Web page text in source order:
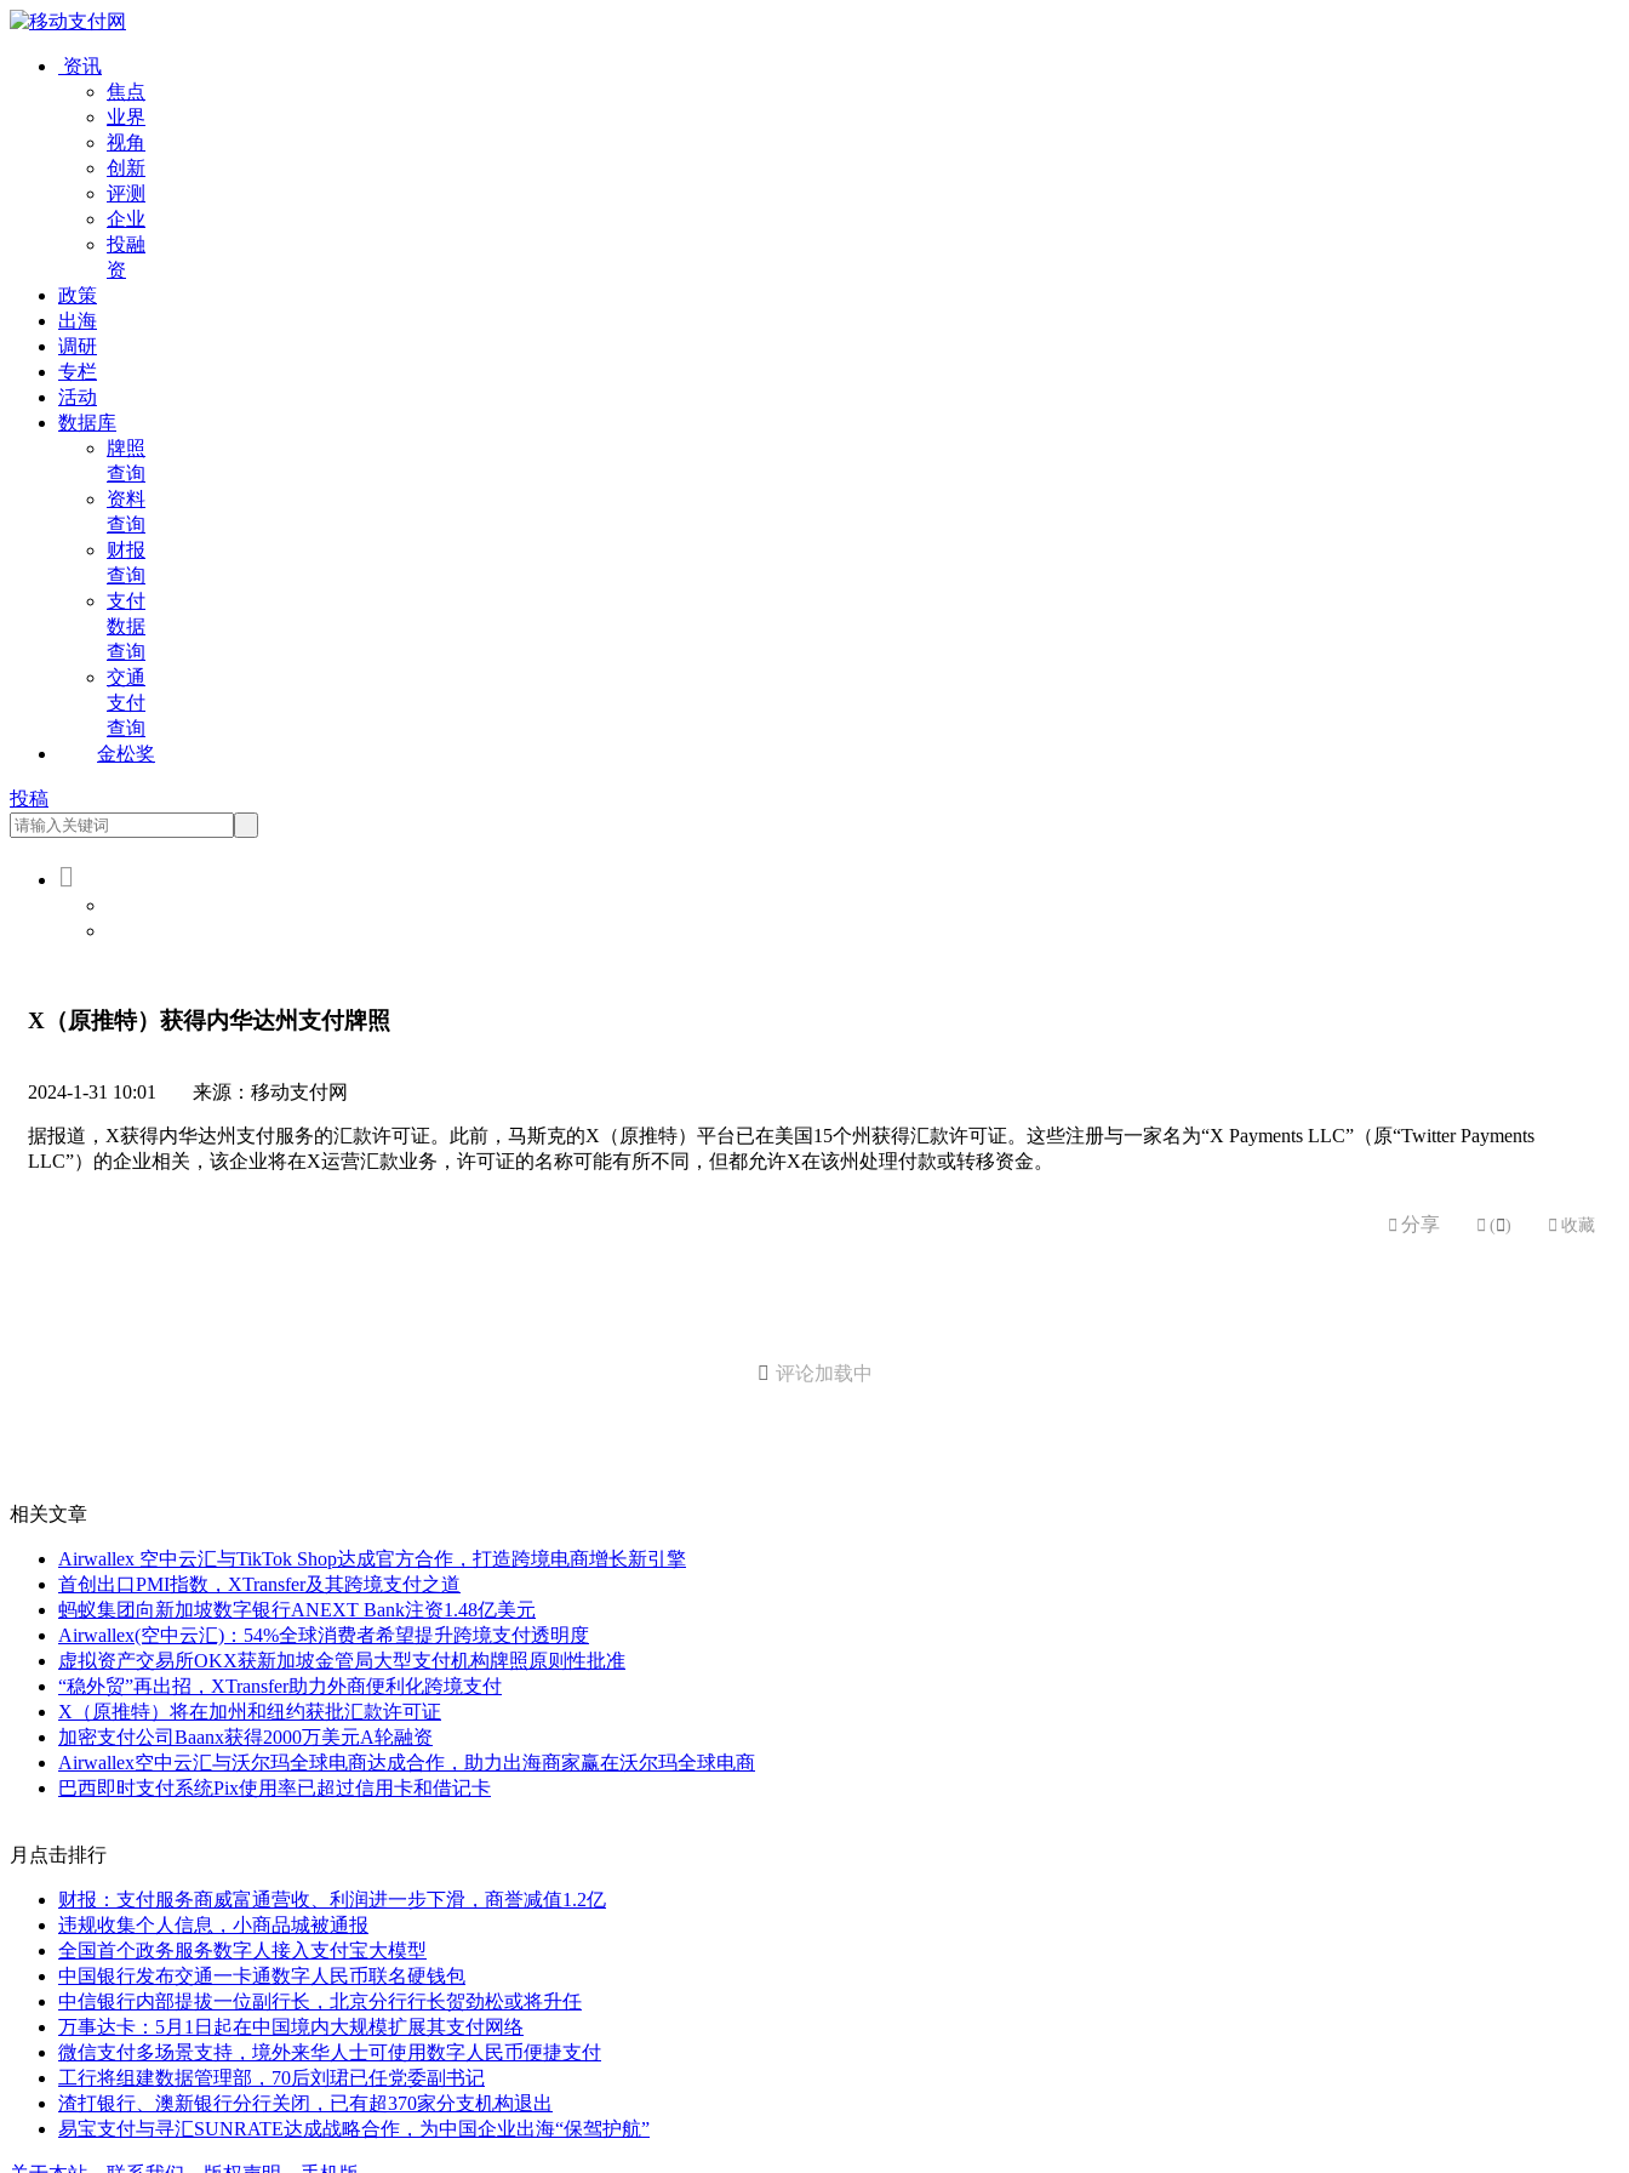
资讯
焦点
业界
视角
创新
评测
企业
投融
资
政策
出海
调研
专栏
活动
数据库
牌照
查询
资料
查询
财报
查询
支付
数据
查询
交通
支付
查询
金松奖
投稿

X（原推特）获得内华达州支付牌照
2024-1-31 10:01 来源：移动支付网
据报道，X获得内华达州支付服务的汇款许可证。此前，马斯克的X（原推特）平台已在美国15个州获得汇款许可证。这些注册与一家名为“X Payments LLC”（原“Twitter Payments
LLC”）的企业相关，该企业将在X运营汇款业务，许可证的名称可能有所不同，但都允许X在该州处理付款或转移资金。
 分享  ( )  收藏
 评论加载中
相关文章
Airwallex 空中云汇与TikTok Shop达成官方合作，打造跨境电商增长新引擎
首创出口PMI指数，XTransfer及其跨境支付之道
蚂蚁集团向新加坡数字银行ANEXT Bank注资1.48亿美元
Airwallex(空中云汇)：54%全球消费者希望提升跨境支付透明度
虚拟资产交易所OKX获新加坡金管局大型支付机构牌照原则性批准
“稳外贸”再出招，XTransfer助力外商便利化跨境支付
X（原推特）将在加州和纽约获批汇款许可证
加密支付公司Baanx获得2000万美元A轮融资
Airwallex空中云汇与沃尔玛全球电商达成合作，助力出海商家赢在沃尔玛全球电商
巴西即时支付系统Pix使用率已超过信用卡和借记卡
月点击排行
财报：支付服务商威富通营收、利润进一步下滑，商誉减值1.2亿
违规收集个人信息，小商品城被通报
全国首个政务服务数字人接入支付宝大模型
中国银行发布交通一卡通数字人民币联名硬钱包
中信银行内部提拔一位副行长，北京分行行长贺劲松或将升任
万事达卡：5月1日起在中国境内大规模扩展其支付网络
微信支付多场景支持，境外来华人士可使用数字人民币便捷支付
工行将组建数据管理部，70后刘珺已任党委副书记
渣打银行、澳新银行分行关闭，已有超370家分支机构退出
易宝支付与寻汇SUNRATE达成战略合作，为中国企业出海“保驾护航”